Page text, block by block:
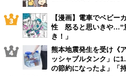
【漫画】電車でベビー
性 怒ると思いきや…“
き！」
熊本地震発生を受け《
ッシャブルタンク」に
の節約になったよ」「